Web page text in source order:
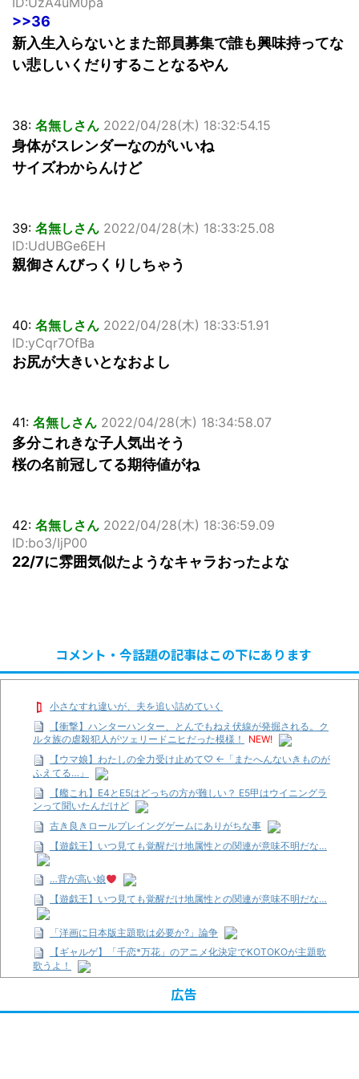
>>36
新入生入らないとまた部員募集で誰も興味持ってな
い悲しいくだりすることなるやん
38: 名無しさん 2022/04/28(木) 18:32:54.15
身体がスレンダーなのがいいね
サイズわからんけど
39: 名無しさん 2022/04/28(木) 18:33:25.08
ID:UdUBGe6EH
親御さんびっくりしちゃう
40: 名無しさん 2022/04/28(木) 18:33:51.91
ID:yCqr7OfBa
お尻が大きいとなおよし
41: 名無しさん 2022/04/28(木) 18:34:58.07
多分これきな子人気出そう
桜の名前冠してる期待値がね
42: 名無しさん 2022/04/28(木) 18:36:59.09
ID:bo3/IjP00
22/7に雰囲気似たようなキャラおったよな
コメント・今話題の記事はこの下にあります
小さなすれ違いが、夫を追い詰めていく
【衝撃】ハンターハンター、とんでもねえ伏線が発掘される。ク
ルタ族の虐殺犯人がツェリードニヒだった模様！
NEW!
【ウマ娘】わたしの全力受け止めて♡ ←「またへんないきものが
ふえてる…」
【艦これ】E4とE5はどっちの方が難しい？ E5甲はウイニングラ
ンって聞いたんだけど
古き良きロールプレイングゲームにありがちな事
【遊戯王】いつ見ても覚醒だけ地属性との関連が意味不明だな…
…背が高い娘
【遊戯王】いつ見ても覚醒だけ地属性との関連が意味不明だな…
「洋画に日本版主題歌は必要か?」論争
【ギャルゲ】「千恋*万花」のアニメ化決定でKOTOKOが主題歌
歌うよ！
広告